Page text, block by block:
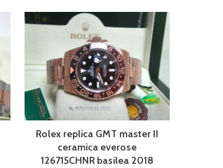
Rolex replica GMT master II
ceramica everose
126715CHNR basilea 2018